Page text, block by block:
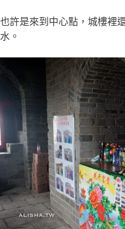
也許是來到中心點，城樓裡
水。